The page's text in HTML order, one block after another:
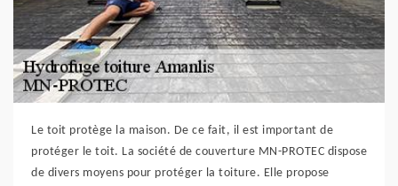
Le toit protège la maison. De ce fait, il est important de
protéger le toit. La société de couverture MN-PROTEC dispose
de divers moyens pour protéger la toiture. Elle propose